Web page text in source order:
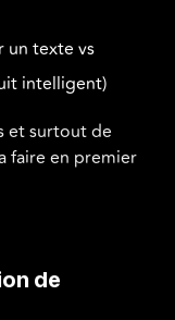
un texte vs
intelligent)
et surtout de
faire en premier
de